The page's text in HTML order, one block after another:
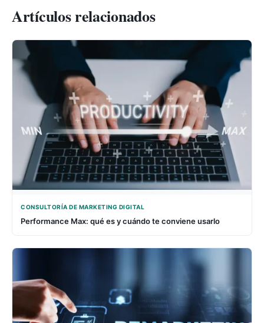
Artículos relacionados
CONSULTORÍA DE MARKETING DIGITAL
Performance Max: qué es y cuándo te conviene usarlo